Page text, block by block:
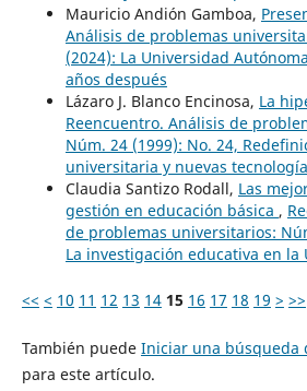
Mauricio Andión Gamboa,
Análisis de problemas
(2024): La Universidad
años después
Lázaro J. Blanco Encinosa, La
Reencuentro. Análisis de
Núm. 24 (1999): No. 24,
universitaria y nuevas
Claudia Santizo Rodall, Las
gestión en educación básica ,
de problemas universitarios:
La investigación educativa en la
<< < 10 11 12 13 14 15 16 17 18 19 > >>
También puede Iniciar una búsqueda
para este artículo.